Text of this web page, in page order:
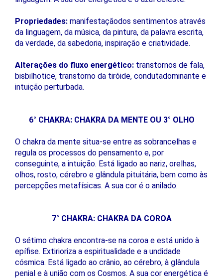
Propriedades: manifestaçãodos sentimentos através
da linguagem, da música, da pintura, da palavra escrita,
da verdade, da sabedoria, inspiração e criatividade.
Alterações do fluxo energético: transtornos de fala,
bisbilhotice, transtorno da tiróide, condutadominante e
intuição perturbada.
6° CHAKRA: CHAKRA DA MENTE OU 3° OLHO
O chakra da mente situa-se entre as sobrancelhas e
regula os processos do pensamento e, por
conseguinte, a intuição. Está ligado ao nariz, orelhas,
olhos, rosto, cérebro e glândula pituitária, bem como às
percepções metafísicas. A sua cor é o anilado.
7° CHAKRA: CHAKRA DA COROA
O sétimo chakra encontra-se na coroa e está unido à
epífise. Extirioriza a espiritualidade e a undidade
cósmica. Está ligado ao crânio, ao cérebro, à glândula
penial e à união com os Cosmos. A sua cor energética é